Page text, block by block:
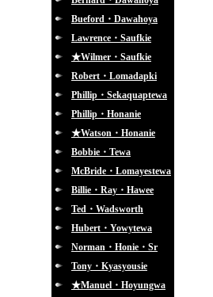
Bueford・Dawahoya
Lawrence・Saufkie
★Wilmer・Saufkie
Robert・Lomadapki
Phillip・Sekaquaptewa
Phillip・Honanie
★Watson・Honanie
Bobbie・Tewa
McBride・Lomayestewa
Billie・Ray・Hawee
Ted・Wadsworth
Hubert・Yowytewa
Norman・Honie・Sr
Tony・Kyasyousie
★Manuel・Hoyungwa